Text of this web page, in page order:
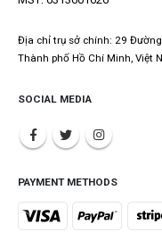
Địa chỉ trụ sở chính: 29
Thành phố Hồ Chí Minh, Việt
SOCIAL MEDIA
PAYMENT METHODS